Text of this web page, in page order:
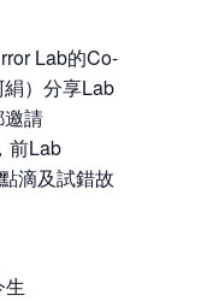
Lab的Co-
）分享Lab
請
前Lab
滴及試錯故
生